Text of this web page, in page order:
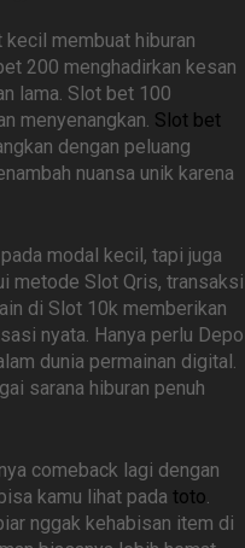
membuat hiburan
200 menghadirkan kesan
lama. Slot bet 100
menyenangkan. Slot bet
dengan peluang
nuansa unik karena
modal kecil, tapi juga
metode Slot Qris, transaksi
di Slot 10k memberikan
nyata. Hanya perlu Depo
dunia permainan digital.
sarana hiburan penuh
comeback lagi dengan
kamu lihat pada toto.
nggak kehabisan item di